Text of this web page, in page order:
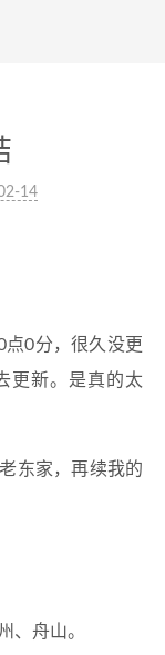
14
0分，很久没更
更新。是真的太
东家，再续我的
、舟山。